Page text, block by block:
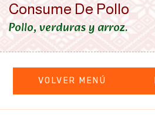
Consume De Pollo
Pollo, verduras y arroz.
VOLVER MENÚ